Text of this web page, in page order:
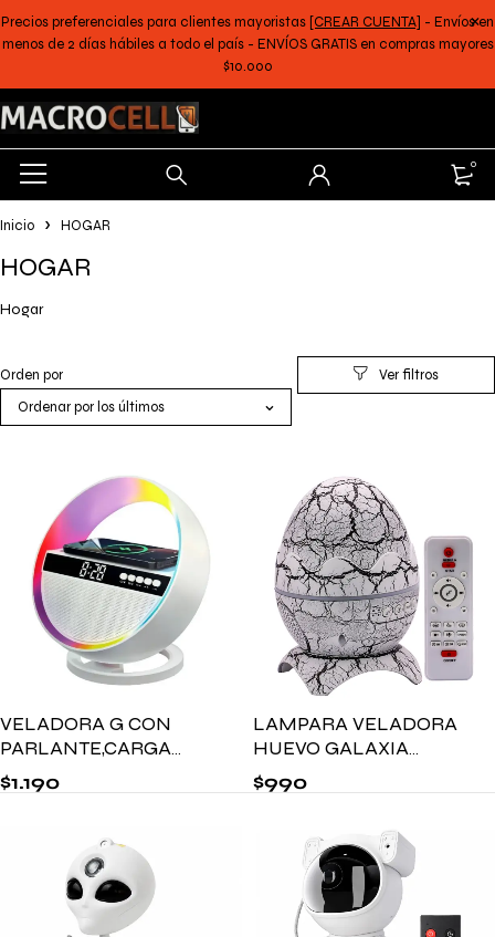
Precios preferenciales para clientes mayoristas [CREAR CUENTA] - Envíos en
menos de 2 días hábiles a todo el país - ENVÍOS GRATIS en compras mayores
$10.000
0
Inicio HOGAR
HOGAR
Hogar
Orden por
Ordenar por los últimos
VELADORA G CON
PARLANTE,CARGA
INALAMBRICA Y LUZ
RGB XM-G5
$1.190
LAMPARA VELADORA
HUEVO GALAXIA
16X15CM
$990